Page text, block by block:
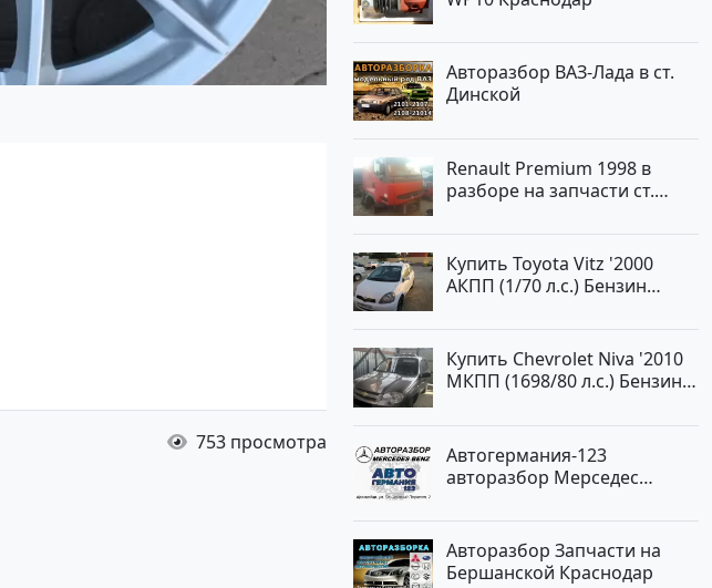
753 просмотра
Авторазбор ВАЗ-Лада в ст.
Динской
Renault Premium 1998 в
разборе на запчасти ст.
Купить Toyota Vitz '2000
АКПП (1/70 л.с.) Бензин
Белый Хетчбэк по цене
194000 рублей, объявление
№15521 на сайте
Авторынок23
Купить Chevrolet Niva '2010
МКПП (1698/80 л.с.) Бензин
Серый Универсал по цене
177000 рублей, объявление
№24999 на сайте
Авторынок23
Автогермания-123
авторазбор Мерседес
Авторазбор Запчасти на
Бершанской Краснодар